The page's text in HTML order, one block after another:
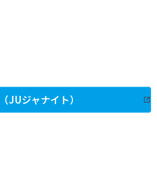
JUジャナイト）